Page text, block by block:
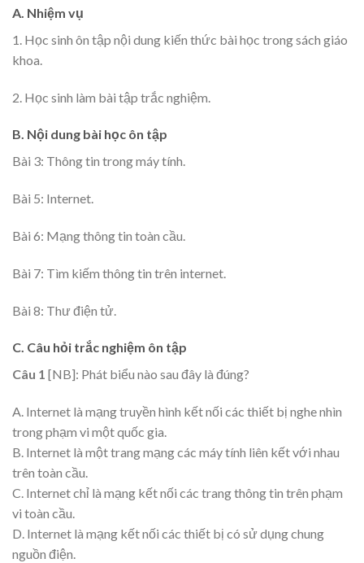
A. Nhiệm vụ
1. Học sinh ôn tập nội dung kiến thức bài học trong sách giáo
khoa.
2. Học sinh làm bài tập trắc nghiệm.
B. Nội dung bài học ôn tập
Bài 3: Thông tin trong máy tính.
Bài 5: Internet.
Bài 6: Mạng thông tin toàn cầu.
Bài 7: Tìm kiếm thông tin trên internet.
Bài 8: Thư điện tử.
C. Câu hỏi trắc nghiệm ôn tập
Câu 1 [NB]: Phát biểu nào sau đây là đúng?
A. Internet là mạng truyền hình kết nối các thiết bị nghe nhìn
trong phạm vi một quốc gia.
B. Internet là một trang mạng các máy tính liên kết với nhau
trên toàn cầu.
C. Internet chỉ là mạng kết nối các trang thông tin trên phạm
vi toàn cầu.
D. Internet là mạng kết nối các thiết bị có sử dụng chung
nguồn điện.